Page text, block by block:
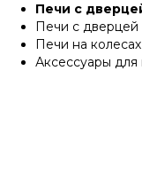
Печи с
Печи с дверцей
Печи на
Аксессуары для